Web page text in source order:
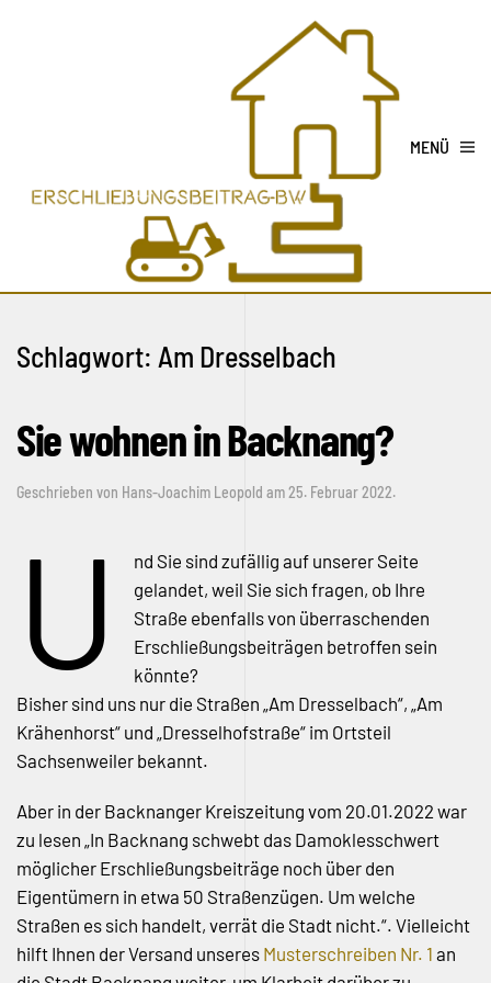
MENÜ
Schlagwort: Am Dresselbach
Sie wohnen in Backnang?
Geschrieben von Hans-Joachim Leopold am25. Februar 2022.
U
nd Sie sind zufällig auf unserer Seite
gelandet, weil Sie sich fragen, ob Ihre
Straße ebenfalls von überraschenden
Erschließungsbeiträgen betroffen sein
könnte?
Bisher sind uns nur die Straßen „Am Dresselbach“, „Am
Krähenhorst“ und „Dresselhofstraße“ im Ortsteil
Sachsenweiler bekannt.
Aber in der Backnanger Kreiszeitung vom 20.01.2022 war
zu lesen „In Backnang schwebt das Damoklesschwert
möglicher Erschließungsbeiträge noch über den
Eigentümern in etwa 50 Straßenzügen. Um welche
Straßen es sich handelt, verrät die Stadt nicht.“. Vielleicht
hilft Ihnen der Versand unseres Musterschreiben Nr. 1 an